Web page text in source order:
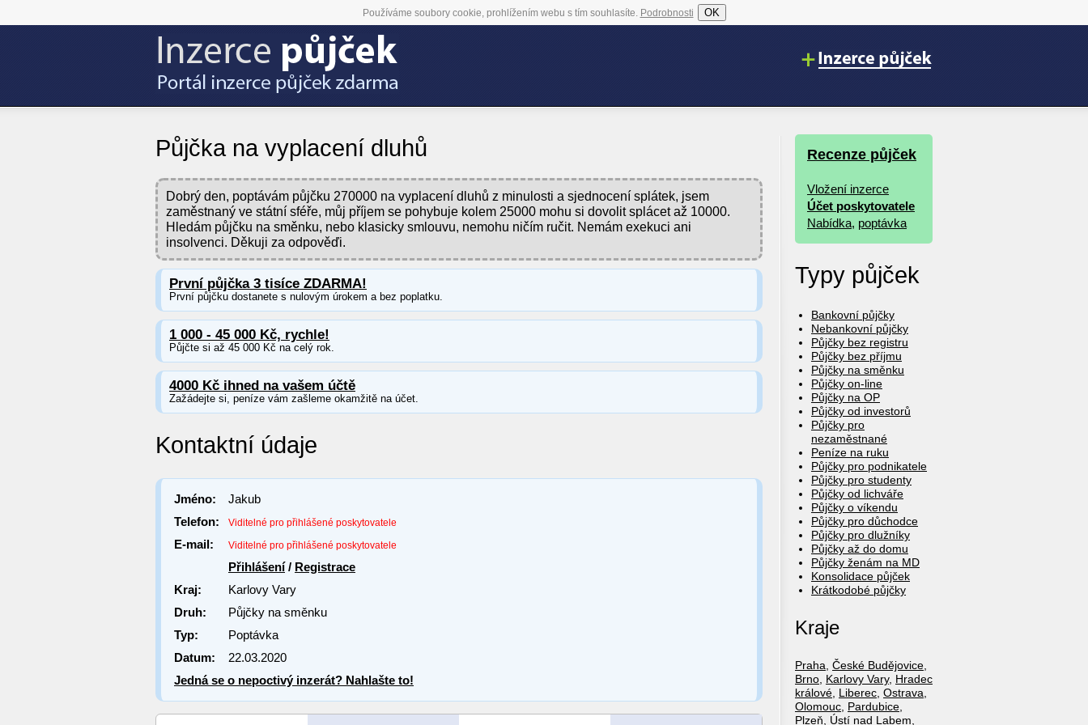
Používáme soubory cookie, prohlížením webu s tím souhlasíte. Podrobnosti OK
Půjčka na vyplacení dluhů
Dobrý den, poptávám půjčku 270000 na vyplacení dluhů z minulosti a sjednocení splátek, jsem
zaměstnaný ve státní sféře, můj příjem se pohybuje kolem 25000 mohu si dovolit splácet až 10000.
Hledám půjčku na směnku, nebo klasicky smlouvu, nemohu ničím ručit. Nemám exekuci ani
insolvenci. Děkuji za odpověďi.
První půjčka 3 tisíce ZDARMA!
První půjčku dostanete s nulovým úrokem a bez poplatku.
1 000 - 45 000 Kč, rychle!
Půjčte si až 45 000 Kč na celý rok.
4000 Kč ihned na vašem účtě
Zažádejte si, peníze vám zašleme okamžitě na účet.
Kontaktní údaje
Jméno:
Jakub
Telefon:
Viditelné pro přihlášené poskytovatele
E-mail: Viditelné pro přihlášené poskytovatele
Přihlášení/ Registrace
Kraj:
Karlovy Vary
Druh:
Půjčky na směnku
Typ:
Poptávka
Datum:
22.03.2020
Jedná se o nepoctivý inzerát? Nahlašte to!
Recenze půjček
Vložení inzerce
Účet poskytovatele
Nabídka, poptávka
Typy půjček
Bankovní půjčky
Nebankovní půjčky
Půjčky bez registru
Půjčky bez příjmu
Půjčky na směnku
Půjčky on-line
Půjčky na OP
Půjčky od investorů
Půjčky pro
nezaměstnané
Peníze na ruku
Půjčky pro podnikatele
Půjčky pro studenty
Půjčky od lichváře
Půjčky o víkendu
Půjčky pro důchodce
Půjčky pro dlužníky
Půjčky až do domu
Půjčky ženám na MD
Konsolidace půjček
Krátkodobé půjčky
Kraje
Praha, České Budějovice,
Brno, Karlovy Vary, Hradec
králové, Liberec, Ostrava,
Olomouc, Pardubice,
Plzeň, Ústí nad Labem,